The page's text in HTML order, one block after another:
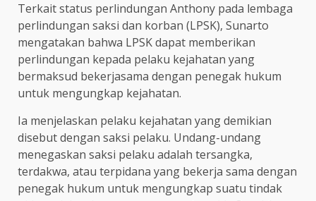
Terkait status perlindungan Anthony pada lembaga
perlindungan saksi dan korban (LPSK), Sunarto
mengatakan bahwa LPSK dapat memberikan
perlindungan kepada pelaku kejahatan yang
bermaksud bekerjasama dengan penegak hukum
untuk mengungkap kejahatan.
Ia menjelaskan pelaku kejahatan yang demikian
disebut dengan saksi pelaku. Undang-undang
menegaskan saksi pelaku adalah tersangka,
terdakwa, atau terpidana yang bekerja sama dengan
penegak hukum untuk mengungkap suatu tindak